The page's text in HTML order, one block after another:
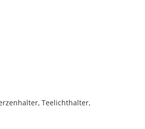
Teelichthalter,